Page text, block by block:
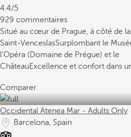
4.4/5
929 commentaires
Situé au cœur de Prague, à côté de
Saint-VenceslasSurplombant le
l'Opéra (Domaine de Prégue) et le
ChâteauExcellence et confort dans
Comparer
Occidental Atenea Mar - Adults Only
Barcelona, Spain